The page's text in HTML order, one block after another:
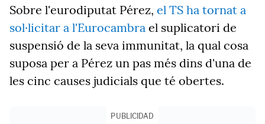
Sobre l'eurodiputat Pérez, el TS ha tornat a
sol·licitar a l'Eurocambra el suplicatori de
suspensió de la seva immunitat, la qual cosa
suposa per a Pérez un pas més dins d'una de
les cinc causes judicials que té obertes.
PUBLICIDAD